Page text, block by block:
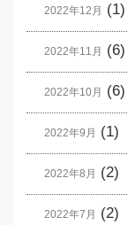
2022年12月 (1)
2022年11月 (6)
2022年10月 (6)
2022年9月 (1)
2022年8月 (2)
2022年7月 (2)